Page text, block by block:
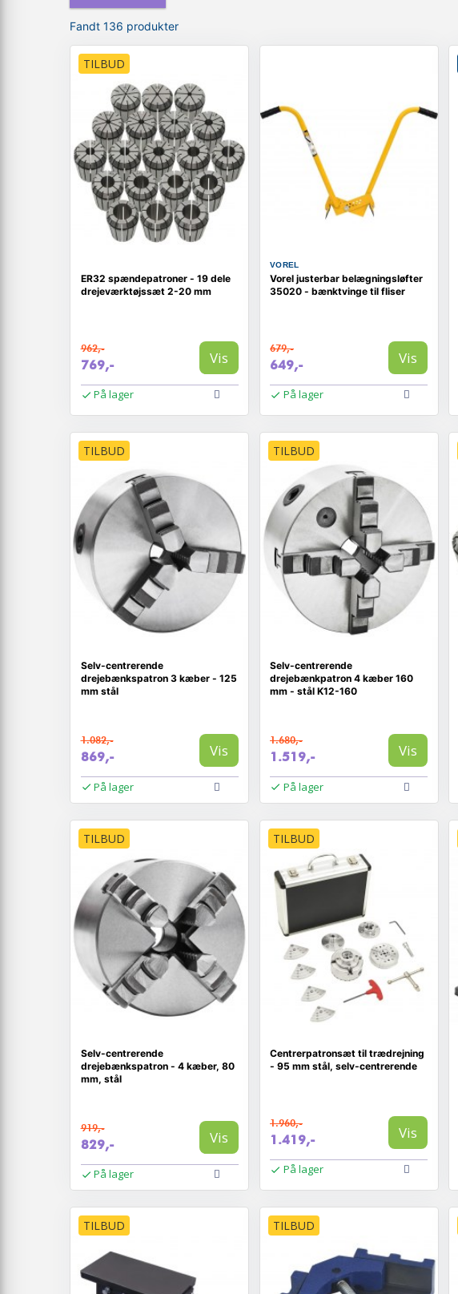
Fandt 136 produkter
TILBUD
ER32 spændepatroner - 19 dele
drejeværktøjssæt 2-20 mm
962,-
769,- Vis
På lager
VOREL
Vorel justerbar belægningsløfter
35020 - bænktvinge til fliser
679,-
649,- Vis
På lager
TILBUD
Selv-centrerende
drejebænkspatron 3 kæber - 125
mm stål
1.082,-
869,- Vis
På lager
TILBUD
Selv-centrerende
drejebænkpatron 4 kæber 160
mm - stål K12-160
1.680,-
1.519,- Vis
På lager
TILBUD
Selv-centrerende
drejebænkspatron - 4 kæber, 80
mm, stål
919,-
829,- Vis
På lager
TILBUD
Centrerpatronsæt til trædrejning
- 95 mm stål, selv-centrerende
1.960,-
1.419,- Vis
På lager
TILBUD TILBUD